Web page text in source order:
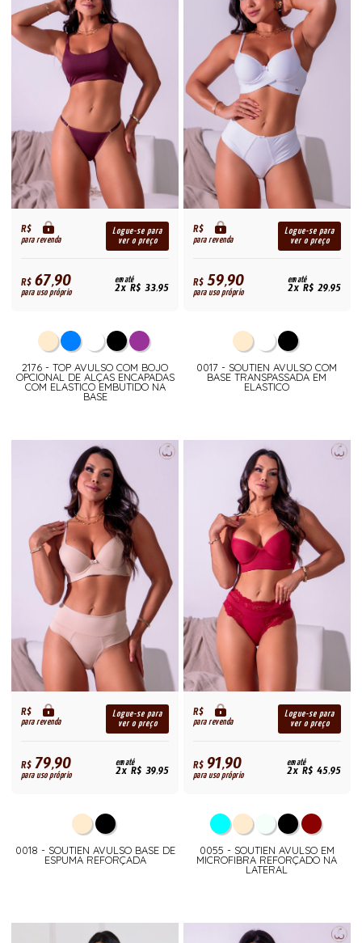
R$
para revenda
Logue-se para
ver o preço
R$67,90
para uso próprio
em até
2x R$ 33,95
2176 - TOP AVULSO COM BOJO
OPCIONAL DE ALÇAS ENCAPADAS
COM ELASTICO EMBUTIDO NA
BASE
R$
para revenda
Logue-se para
ver o preço
R$59,90
para uso próprio
em até
2x R$ 29,95
0017 - SOUTIEN AVULSO COM
BASE TRANSPASSADA EM
ELASTICO
R$
para revenda
Logue-se para
ver o preço
R$79,90
para uso próprio
em até
2x R$ 39,95
0018 - SOUTIEN AVULSO BASE DE
ESPUMA REFORÇADA
R$
para revenda
Logue-se para
ver o preço
R$91,90
para uso próprio
em até
2x R$ 45,95
0055 - SOUTIEN AVULSO EM
MICROFIBRA REFORÇADO NA
LATERAL